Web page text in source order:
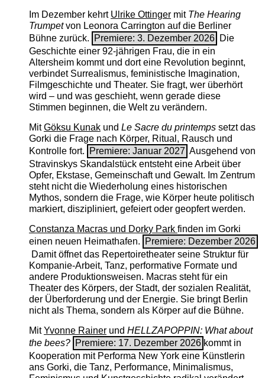
Im Dezember kehrt Ulrike Ottingermit The ­Hearing
Trumpetvon Leonora Carrington auf die Berliner
Bühne zurück.
Premiere: 3. Dezember 2026 Die
Geschichte einer 92-jährigen Frau, die in ein
Altersheim kommt und dort eine Revolution beginnt,
verbindet Surrealismus, feministische Imagination,
Filmgeschichte und Theater. Sie fragt, wer überhört
wird – und was geschieht, wenn gerade diese
Stimmen beginnen, die Welt zu verändern.
MitGöksu Kunakund Le Sacre du printempssetzt das
Gorki die Frage nach Körper, Ritual, Rausch und
Kontrolle fort.
Premiere: Januar 2027 Ausgehend von
Stravinskys Skandalstück entsteht eine Arbeit über
Opfer, Ekstase, Gemeinschaft und Gewalt. Im Zentrum
steht nicht die Wiederholung eines historischen
Mythos, sondern die Frage, wie Körper heute politisch
markiert, diszipliniert, gefeiert oder geopfert werden.
Constanza Macras und Dorky Park finden im Gorki
einen neuen Heimathafen.
Premiere: Dezember 2026
Damit öffnet das Repertoiretheater seine Struktur für
Kompanie-Arbeit, Tanz, performative Formate und
andere Produktionsweisen. Macras steht für ein
Theater des Körpers, der Stadt, der sozialen Realität,
der Überforderung und der Energie. Sie bringt Berlin
nicht als Thema, sondern als Körper auf die Bühne.
MitYvonne Rainerund HELLZAPOPPIN: What about
the bees? Premiere: 17. Dezember 2026 kommt in
Kooperation mit Performa New York eine Künstlerin
ans Gorki, die Tanz, Performance, Minimalismus,